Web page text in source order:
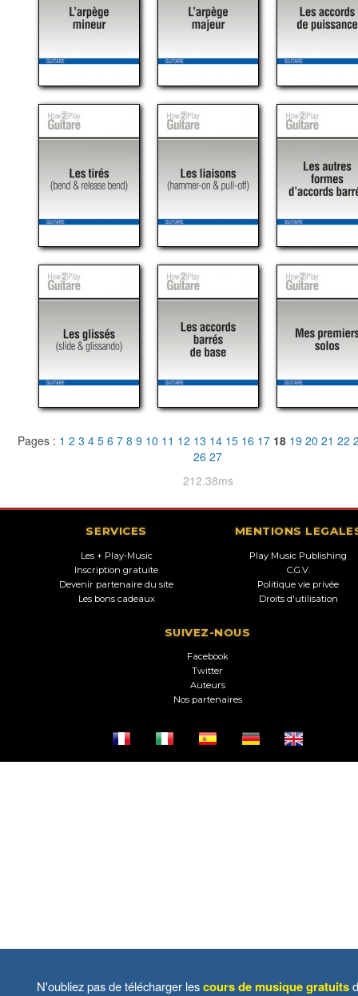
Pages : 1 2 3 4 5 6 7 8 9 10 11 12 13 14 15 16 17 18 19 20 21 22
26 27
212.38ms
SERVICES
Les + Play-Music
Inscription gratuite
Devenir partenaire du site
Les bons cadeaux
MENTIONS
Play Music Publishing
C.G.V.
Politique vie privée
Droits d'utilisation
SUIVEZ-NOUS
Facebook
Twitter
Auteurs
Nos partenaires
N'oubliez pas de télécharger lescours de musique gratuits